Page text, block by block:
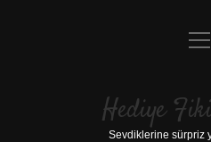
Yasal
Hediye
Sevdiklerine sürpriz